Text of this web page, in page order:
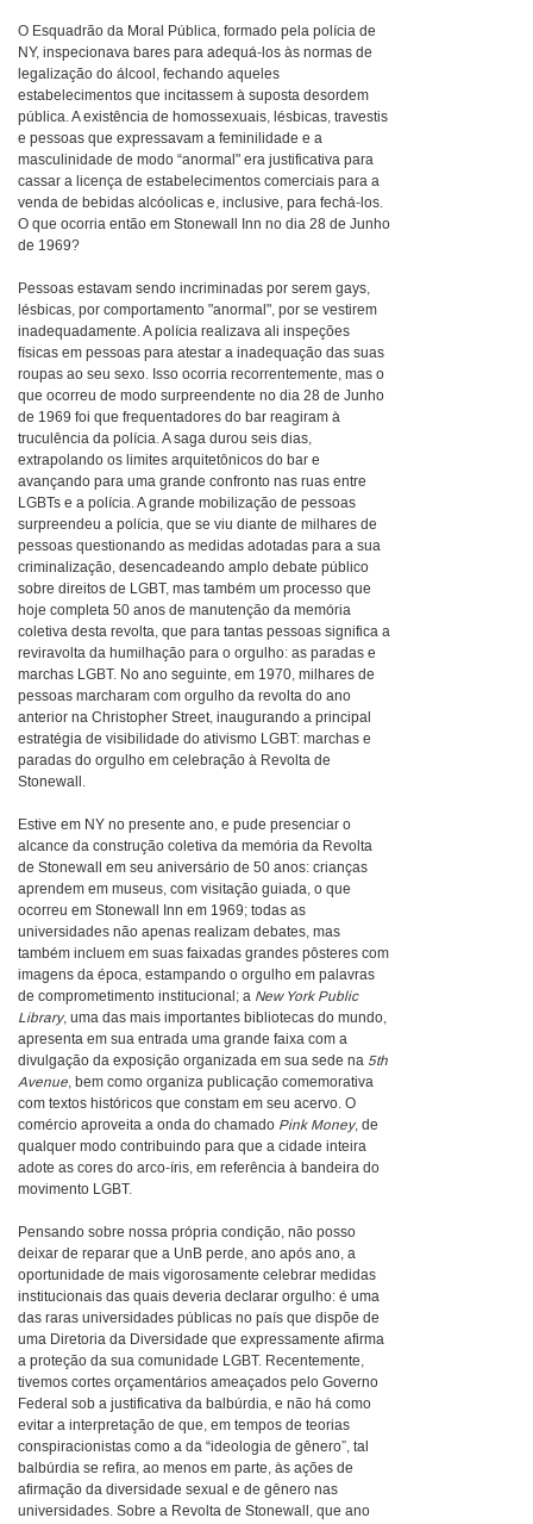
O Esquadrão da Moral Pública, formado pela polícia de
NY, inspecionava bares para adequá-los às normas de
legalização do álcool, fechando aqueles
estabelecimentos que incitassem à suposta desordem
pública. A existência de homossexuais, lésbicas, travestis
e pessoas que expressavam a feminilidade e a
masculinidade de modo “anormal" era justificativa para
cassar a licença de estabelecimentos comerciais para a
venda de bebidas alcóolicas e, inclusive, para fechá-los.
O que ocorria então em Stonewall Inn no dia 28 de Junho
de 1969?
Pessoas estavam sendo incriminadas por serem gays,
lésbicas, por comportamento "anormal", por se vestirem
inadequadamente. A polícia realizava ali inspeções
físicas em pessoas para atestar a inadequação das suas
roupas ao seu sexo. Isso ocorria recorrentemente, mas o
que ocorreu de modo surpreendente no dia 28 de Junho
de 1969 foi que frequentadores do bar reagiram à
truculência da polícia. A saga durou seis dias,
extrapolando os limites arquitetônicos do bar e
avançando para uma grande confronto nas ruas entre
LGBTs e a polícia. A grande mobilização de pessoas
surpreendeu a polícia, que se viu diante de milhares de
pessoas questionando as medidas adotadas para a sua
criminalização, desencadeando amplo debate público
sobre direitos de LGBT, mas também um processo que
hoje completa 50 anos de manutenção da memória
coletiva desta revolta, que para tantas pessoas significa a
reviravolta da humilhação para o orgulho: as paradas e
marchas LGBT. No ano seguinte, em 1970, milhares de
pessoas marcharam com orgulho da revolta do ano
anterior na Christopher Street, inaugurando a principal
estratégia de visibilidade do ativismo LGBT: marchas e
paradas do orgulho em celebração à Revolta de
Stonewall.
Estive em NY no presente ano, e pude presenciar o
alcance da construção coletiva da memória da Revolta
de Stonewall em seu aniversário de 50 anos: crianças
aprendem em museus, com visitação guiada, o que
ocorreu em Stonewall Inn em 1969; todas as
universidades não apenas realizam debates, mas
também incluem em suas faixadas grandes pôsteres com
imagens da época, estampando o orgulho em palavras
de comprometimento institucional; a New York Public
Library, uma das mais importantes bibliotecas do mundo,
apresenta em sua entrada uma grande faixa com a
divulgação da exposição organizada em sua sede na 5th
Avenue, bem como organiza publicação comemorativa
com textos históricos que constam em seu acervo. O
comércio aproveita a onda do chamado Pink Money, de
qualquer modo contribuindo para que a cidade inteira
adote as cores do arco-íris, em referência à bandeira do
movimento LGBT.
Pensando sobre nossa própria condição, não posso
deixar de reparar que a UnB perde, ano após ano, a
oportunidade de mais vigorosamente celebrar medidas
institucionais das quais deveria declarar orgulho: é uma
das raras universidades públicas no país que dispõe de
uma Diretoria da Diversidade que expressamente afirma
a proteção da sua comunidade LGBT. Recentemente,
tivemos cortes orçamentários ameaçados pelo Governo
Federal sob a justificativa da balbúrdia, e não há como
evitar a interpretação de que, em tempos de teorias
conspiracionistas como a da “ideologia de gênero”, tal
balbúrdia se refira, ao menos em parte, às ações de
afirmação da diversidade sexual e de gênero nas
universidades. Sobre a Revolta de Stonewall, que ano